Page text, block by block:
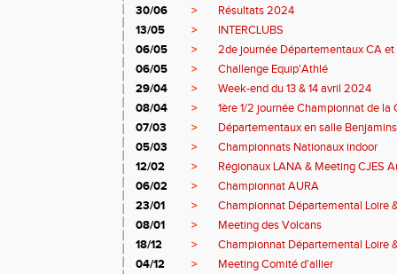
30/06
>
Résultats 2024
13/05
>
INTERCLUBS
06/05
>
2de journée Départementaux CA et
06/05
>
Challenge Equip'Athlé
29/04
>
Week-end du 13 & 14 avril 2024
08/04
>
1ère 1/2 journée Championnat de la
07/03
>
Départementaux en salle
05/03
>
Championnats Nationaux indoor
12/02
>
Régionaux LANA & Meeting CJES
06/02
>
Championnat AURA
23/01
>
Championnat Départemental Loire
08/01
>
Meeting des Volcans
18/12
>
Championnat Départemental Loire
04/12
>
Meeting Comité d'allier